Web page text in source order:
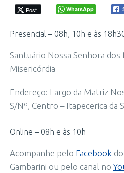
Post WhatsApp
Presencial – 08h, 10h e às
Santuário Nossa Senhora dos
Misericórdia
Endereço: Largo da Matriz
S/Nº, Centro – Itapecerica da
Online – 08h e às 10h
Acompanhe pelo Facebook
Gambarini ou pelo canal no